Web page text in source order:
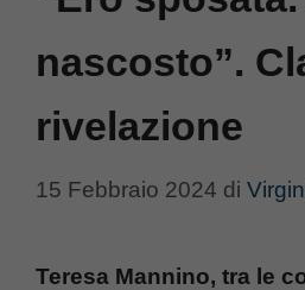
nascosto”.
rivelazione
15 Febbraio 2024 di
Teresa Mannino, tra le